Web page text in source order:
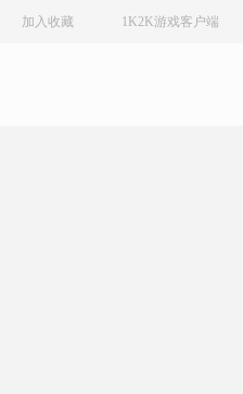
加入收藏 1K2K游戏客户端